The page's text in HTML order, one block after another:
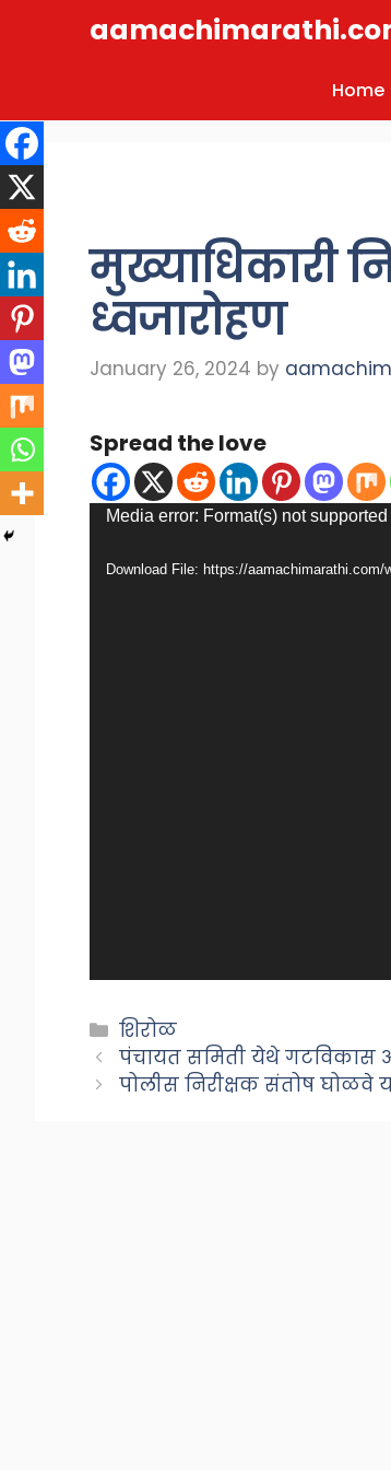
Home
मुख्याधिकारी
ध्वजारोहण
January 26, 2024 by
Spread the love
Video
Media error: Format(s) not
Download File: https://aamachimarathi.com/
Categories
शिरोळ
पंचायत समिती येथे गटविकास
पोलीस निरीक्षक संतोष घोळवे